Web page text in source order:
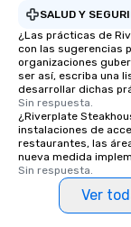
SALUD Y
¿Las prácticas de
con las sugerencias
organizaciones
ser así, escriba una
desarrollar dichas
Sin respuesta.
¿Riverplate
instalaciones de
restaurantes, las
nueva medida
Sin respuesta.
Ver